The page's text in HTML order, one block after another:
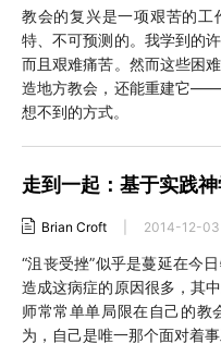
教会的复兴是一项艰苦的工
特、不可预测的。我学到的
而且艰难痛苦。然而这些困
造地方教会，还能重建它
想不到的方式。
走到一起：基于实践
Brian Croft 2014-12-03
“沮丧受挫”似乎是蔓延在今
造成这病症的原因很多，其
师常常单单局限在自己的教
为，自己是唯一那个面对着事